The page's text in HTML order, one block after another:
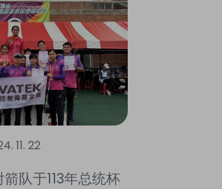
11. 22
队于113年总统杯